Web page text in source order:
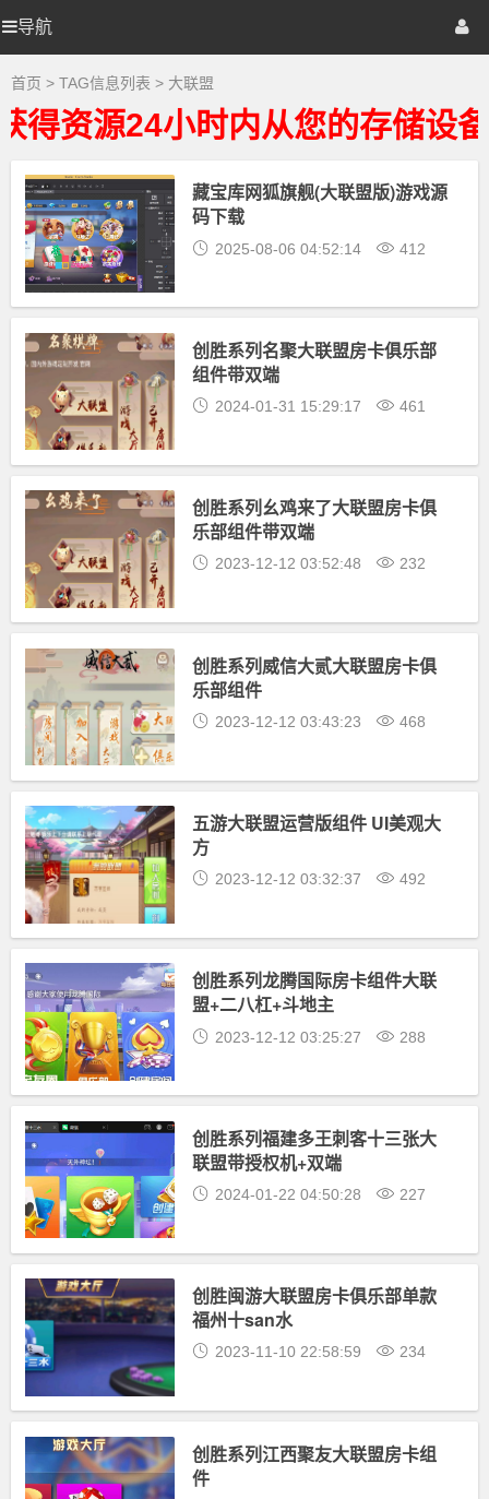
导航
大
全
大
联
关
最
新
资
源
下
载
优
选
源
棋牌源码
首页 > TAG信息列表 > 大联盟
资源24小时内从您的存储设备
藏宝库网狐旗舰(大联盟版)游戏源
码下载
2025-08-06 04:52:14 412
创胜系列名聚大联盟房卡俱乐部
组件带双端
2024-01-31 15:29:17 461
创胜系列幺鸡来了大联盟房卡俱
乐部组件带双端
2023-12-12 03:52:48 232
创胜系列威信大贰大联盟房卡俱
乐部组件
2023-12-12 03:43:23 468
五游大联盟运营版组件 UI美观大
方
2023-12-12 03:32:37 492
创胜系列龙腾国际房卡组件大联
盟+二八杠+斗地主
2023-12-12 03:25:27 288
创胜系列福建多王刺客十三张大
联盟带授权机+双端
2024-01-22 04:50:28 227
创胜闽游大联盟房卡俱乐部单款
福州十san水
2023-11-10 22:58:59 234
创胜系列江西聚友大联盟房卡组
件